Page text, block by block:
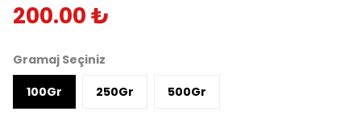
200.00 ₺
Gramaj Seçiniz
100Gr
250Gr 500Gr